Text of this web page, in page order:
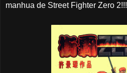
manhua de Street Fighter Zero 2!!!